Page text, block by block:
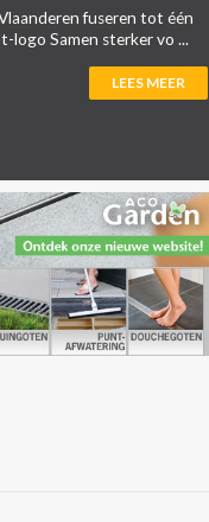
fuseren tot één
logo Samen sterker vo ...
LEES MEER